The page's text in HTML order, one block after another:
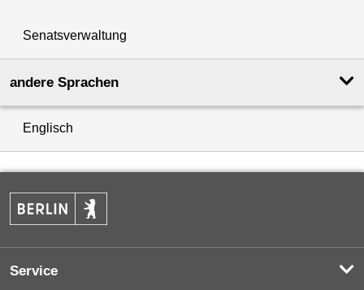
Senatsverwaltung
andere Sprachen
Englisch
Service